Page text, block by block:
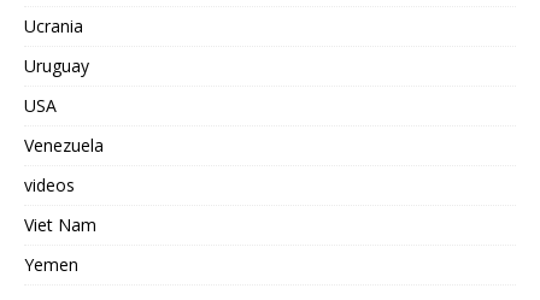
Ucrania
Uruguay
USA
Venezuela
videos
Viet Nam
Yemen